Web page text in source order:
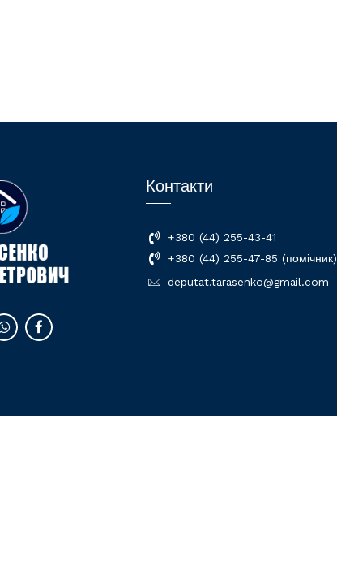
Контакти
+380 (44) 255-43-41
+380 (44) 255-47-85 (помічник)
deputat.tarasenko@gmail.com